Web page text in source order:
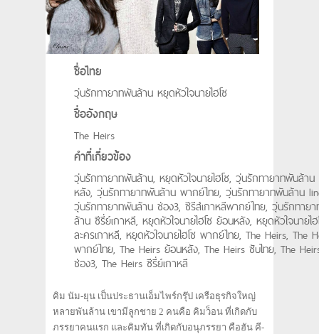
ชื่อไทย
วุ่นรักทายาทพันล้าน หยุดหัวใจนายไฮโซ
ชื่ออังกฤษ
The Heirs
คำที่เกี่ยวข้อง
วุ่นรักทายาทพันล้าน, หยุดหัวใจนายไฮโซ, วุ่นรักทายาทพันล้า
หลัง, วุ่นรักทายาทพันล้าน พากย์ไทย, วุ่นรักทายาทพันล้าน
วุ่นรักทายาทพันล้าน ช่อง3, ซีรีส์เกาหลีพากย์ไทย, วุ่นรักทาย
ล้าน ซีรี่ย์เกาหลี, หยุดหัวใจนายไฮโซ ย้อนหลัง, หยุดหัวใจนายไฮ
ละครเกาหลี, หยุดหัวใจนายไฮโซ พากย์ไทย, The Heirs, The
พากย์ไทย, The Heirs ย้อนหลัง, The Heirs ซับไทย, The
ช่อง3, The Heirs ซีรี่ย์เกาหลี
คิม นัม-ยุน เป็นประธานเอ็มไพร์กรุ๊ป เครือธุรกิจใหญ่
หลายพันล้าน เขามีลูกชาย 2 คนคือ คิมว็อน ที่เกิดกับ
ภรรยาคนแรก และคิมทัน ที่เกิดกับอนุภรรยา คือฮัน คี-